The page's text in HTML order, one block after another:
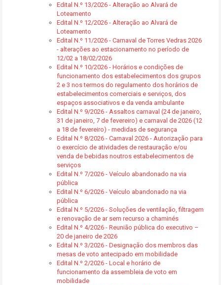
Edital N.º 13/2026 - Alteração ao Alvará de
Loteamento
Edital N.º 12/2026 - Alteração ao Alvará de
Loteamento
Edital N.º 11/2026 - Carnaval de Torres Vedras 2026
- alterações ao estacionamento no período de
12/02 a 18/02/2026
Edital N.º 10/2026 - Horários e condições de
funcionamento dos estabelecimentos dos grupos
2 e 3 nos termos do regulamento dos horários de
estabelecimentos comerciais e serviços, dos
espaços associativos e da venda ambulante
Edital N.º 9/2026 - Assaltos carnaval (24 de janeiro,
31 de janeiro, 7 de fevereiro) e carnaval de 2026 (12
a 18 de fevereiro) - medidas de segurança
Edital N.º 8/2026 - Carnaval 2026 - Autorização para
o exercício de atividades de restauração e/ou
venda de bebidas noutros estabelecimentos de
serviços
Edital N.º 7/2026 - Veículo abandonado na via
pública
Edital N.º 6/2026 - Veículo abandonado na via
pública
Edital N.º 5/2026 - Soluções de ventilação, filtragem
e renovação de ar sem recurso a chaminés
Edital N.º 4/2026 - Reunião pública do executivo –
20 de janeiro de 2026
Edital N.º 3/2026 - Designação dos membros das
mesas de voto antecipado em mobilidade
Edital N.º 2/2026 - Local e horário de
funcionamento da assembleia de voto em
mobilidade